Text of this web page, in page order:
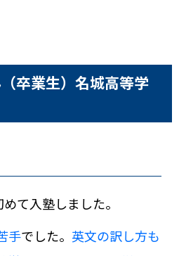
卒業生） 名城高等学
て入塾しました。
手でした。 英文の訳し方も